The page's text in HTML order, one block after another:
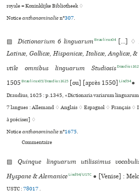
royale = Koninklijke Bibliotheek ♢
Noticeanthonominalien°307.
▨Dictionarium 6 linguarum Beaulieux04[...] ♢
Latinæ, Gallicæ, Hispanicæ, Italicæ, Anglicæ, &
vtile omnibus linguarum Studiosis
1505 Beaulieux05/Draudius1625 [ou] [après 1550] Lind94●
Draudius, 1625 : p.1345, «Dictionaria variarum
7 langues :Allemand ♢Anglais ♢ Espagnol ♢Français ♢
à préciser] ♢
Noticeanthonominalien°1675.
Commentaire
▨Quinque linguarum utilissimus
Hyspane & Alemanice Lind94/USTC ● [Venise] :
USTC :78017.